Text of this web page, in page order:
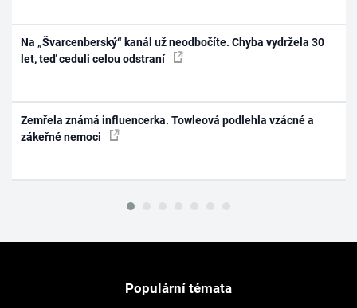
Na „Švarcenberský“ kanál už neodbočíte. Chyba vydržela 30
let, teď ceduli celou odstraní
Zemřela známá influencerka. Towleová podlehla vzácné a
zákeřné nemoci
Populární témata